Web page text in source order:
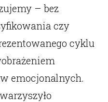
– bez
czy
cyklu
emocjonalnych.